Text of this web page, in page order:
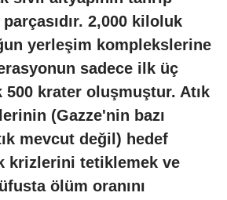
2,000 kiloluk
yerleşim komplekslerine
sadece ilk üç
500 krater oluşmuştur. Atık
(Gazze'nin bazı
mevcut değil) hedef
krizlerini tetiklemek ve
ölüm oranını